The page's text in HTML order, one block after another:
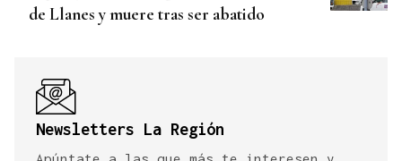
de Llanes y muere tras ser abatido
Newsletters La Región